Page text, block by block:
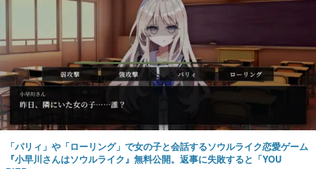
「パリィ」や「ローリング」で女の子と会話するソウルライク恋愛ゲーム
『小早川さんはソウルライク』無料公開。返事に失敗すると「YOU